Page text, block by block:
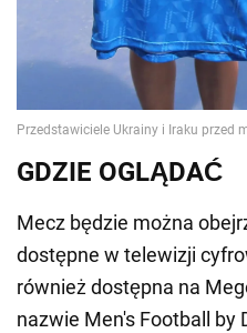
GDZIE OGLĄDAĆ
Mecz będzie można
dostępne w telewizji
również dostępna na
nazwie Men's Football by